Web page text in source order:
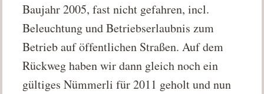
Baujahr 2005, fast nicht gefahren, incl.
Beleuchtung und Betriebserlaubnis zum
Betrieb auf öffentlichen Straßen. Auf dem
Rückweg haben wir dann gleich noch ein
gültiges Nümmerli für 2011 geholt und nun